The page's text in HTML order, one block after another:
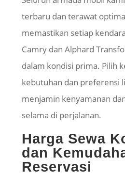
terbaru dan terawat
memastikan setiap
Camry dan Alphard
dalam kondisi prima. Pilih
kebutuhan dan preferensi
menjamin kenyamanan
selama di perjalanan.
​Harga Sewa
dan
Reservasi